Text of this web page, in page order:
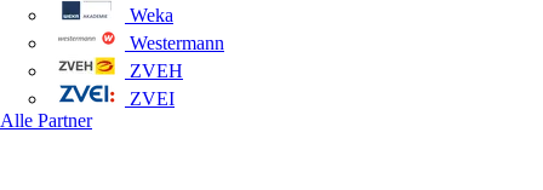
Weka
Westermann
ZVEH
ZVEI
Alle Partner